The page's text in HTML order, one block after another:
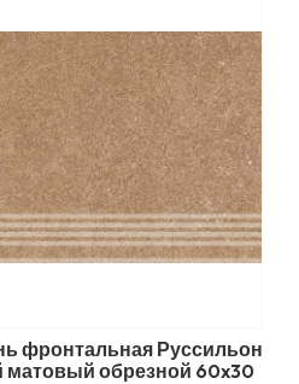
фронтальная Руссильон
обрезной 60x30